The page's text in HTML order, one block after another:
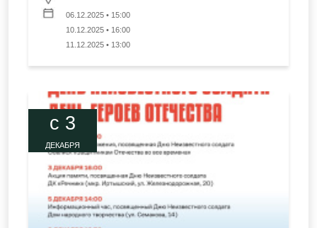
06.12.2025 • 15:00
10.12.2025 • 16:00
11.12.2025 • 13:00
c 3
ДЕКАБРЯ